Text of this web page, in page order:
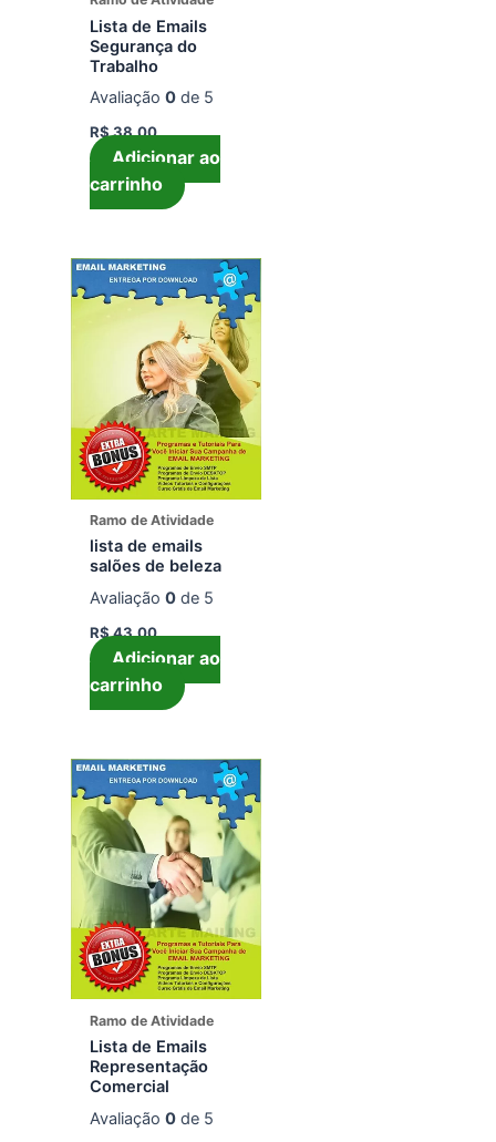
Lista de Emails
Segurança do
Trabalho
Avaliação0 de 5
R$38,00
Adicionar ao
carrinho
Ramo de Atividade
lista de emails
salões de beleza
Avaliação0 de 5
R$43,00
Adicionar ao
carrinho
Ramo de Atividade
Lista de Emails
Representação
Comercial
Avaliação0 de 5